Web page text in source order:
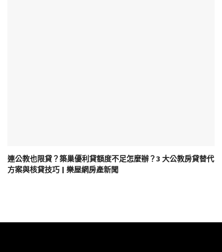
連公教也限貸？築巢優利貸額度不足怎麼辦？3 大公教房貸替代
方案與核貸技巧 | 樂屋網房產新聞